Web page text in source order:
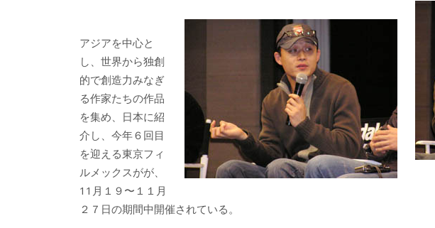
b
o
o
k
er
k
アジアを中心と
し、世界から独創
的で創造力みなぎ
る作家たちの作品
を集め、日本に紹
介し、今年６回目
を迎える東京フィ
ルメックスがが、
11月１９〜１１月
２７日の期間中開催されている。